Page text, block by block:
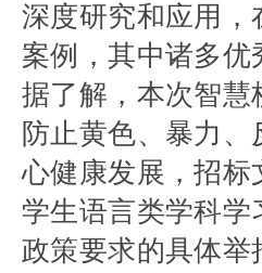
深度研究和应用，
案例，其中诸多
据了解，本次智慧
防止黄色、暴力
心健康发展，招标
学生语言类学科
政策要求的具体举